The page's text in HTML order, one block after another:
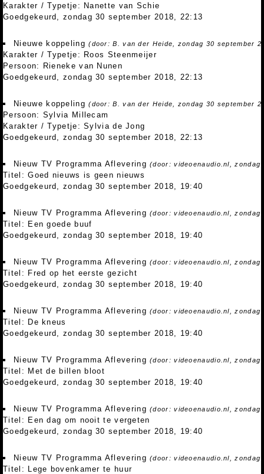
Karakter / Typetje: Nanette van Schie
Goedgekeurd, zondag 30 september 2018, 22:13
Nieuwe koppeling(door: B. van der Heide, zondag 30 september
Karakter / Typetje: Roos Steenmeijer
Persoon: Rieneke van Nunen
Goedgekeurd, zondag 30 september 2018, 22:13
Nieuwe koppeling(door: B. van der Heide, zondag 30 september
Persoon: Sylvia Millecam
Karakter / Typetje: Sylvia de Jong
Goedgekeurd, zondag 30 september 2018, 22:13
Nieuw TV Programma Aflevering(door: videoenaudio.nl, zondag
Titel: Goed nieuws is geen nieuws
Goedgekeurd, zondag 30 september 2018, 19:40
Nieuw TV Programma Aflevering(door: videoenaudio.nl, zondag
Titel: Een goede buuf
Goedgekeurd, zondag 30 september 2018, 19:40
Nieuw TV Programma Aflevering(door: videoenaudio.nl, zondag
Titel: Fred op het eerste gezicht
Goedgekeurd, zondag 30 september 2018, 19:40
Nieuw TV Programma Aflevering(door: videoenaudio.nl, zondag
Titel: De kneus
Goedgekeurd, zondag 30 september 2018, 19:40
Nieuw TV Programma Aflevering(door: videoenaudio.nl, zondag
Titel: Met de billen bloot
Goedgekeurd, zondag 30 september 2018, 19:40
Nieuw TV Programma Aflevering(door: videoenaudio.nl, zondag
Titel: Een dag om nooit te vergeten
Goedgekeurd, zondag 30 september 2018, 19:40
Nieuw TV Programma Aflevering(door: videoenaudio.nl, zondag
Titel: Lege bovenkamer te huur